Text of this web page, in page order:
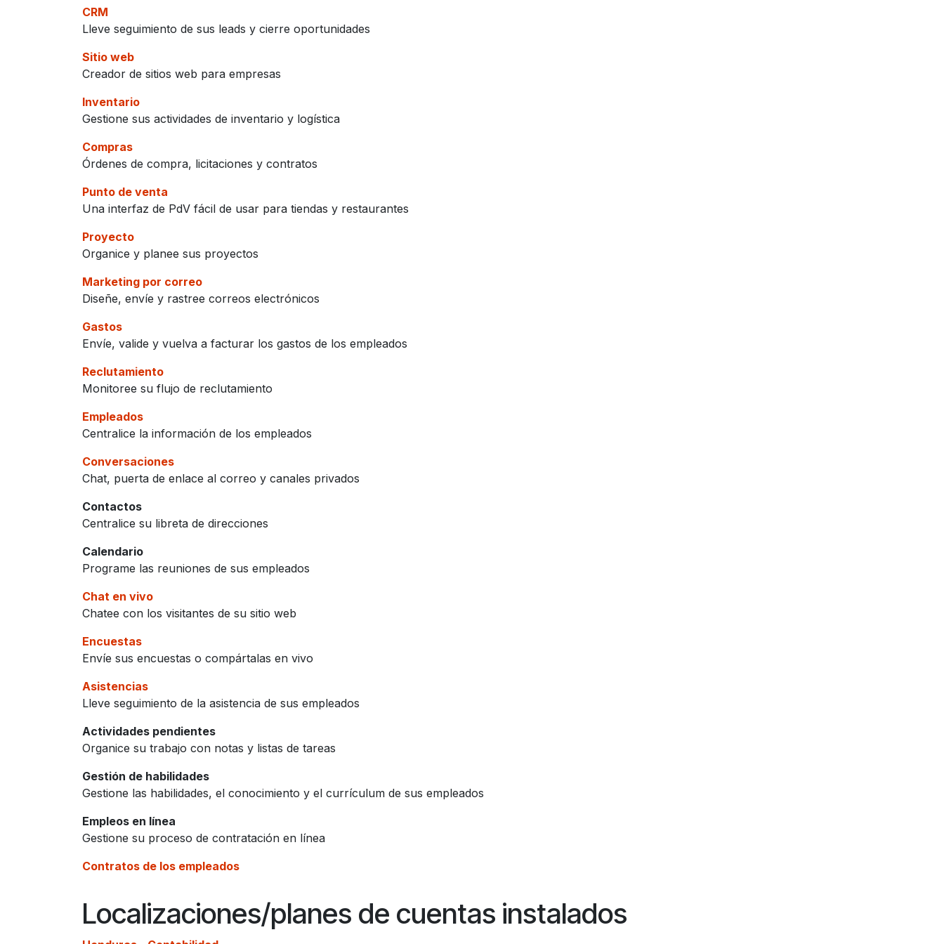
CRM
Lleve seguimiento de sus leads y cierre oportunidades
Sitio web
Creador de sitios web para empresas
Inventario
Gestione sus actividades de inventario y logística
Compras
Órdenes de compra, licitaciones y contratos
Punto de venta
Una interfaz de PdV fácil de usar para tiendas y restaurantes
Proyecto
Organice y planee sus proyectos
Marketing por correo
Diseñe, envíe y rastree correos electrónicos
Gastos
Envíe, valide y vuelva a facturar los gastos de los empleados
Reclutamiento
Monitoree su flujo de reclutamiento
Empleados
Centralice la información de los empleados
Conversaciones
Chat, puerta de enlace al correo y canales privados
Contactos
Centralice su libreta de direcciones
Calendario
Programe las reuniones de sus empleados
Chat en vivo
Chatee con los visitantes de su sitio web
Encuestas
Envíe sus encuestas o compártalas en vivo
Asistencias
Lleve seguimiento de la asistencia de sus empleados
Actividades pendientes
Organice su trabajo con notas y listas de tareas
Gestión de habilidades
Gestione las habilidades, el conocimiento y el currículum de sus empleados
Empleos en línea
Gestione su proceso de contratación en línea
Contratos de los empleados
Localizaciones/planes de cuentas instalados